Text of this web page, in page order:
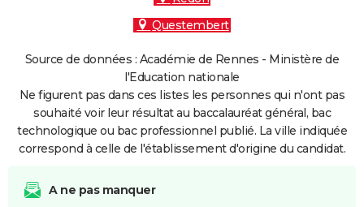
Questembert
Source de données : Académie de Rennes - Ministère de
l'Education nationale
Ne figurent pas dans ces listes les personnes qui n'ont pas
souhaité voir leur résultat au baccalauréat général, bac
technologique ou bac professionnel publié. La ville indiquée
correspond à celle de l'établissement d'origine du candidat.
A ne pas manquer